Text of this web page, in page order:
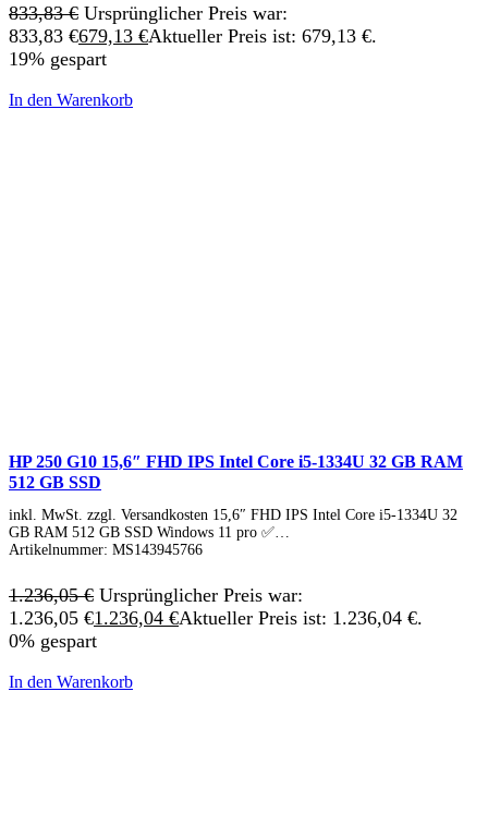
833,83€ Ursprünglicher Preis war:
833,83 €679,13 €Aktueller Preis ist: 679,13 €.
19% gespart
In den Warenkorb
HP 250 G10 15,6″ FHD IPS Intel Core i5-1334U 32 GB RAM
512 GB SSD
inkl. MwSt. zzgl. Versandkosten 15,6″ FHD IPS Intel Core i5-1334U 32
GB RAM 512 GB SSD Windows 11 pro ✅…
Artikelnummer: MS143945766
1.236,05€ Ursprünglicher Preis war:
1.236,05 €1.236,04 €Aktueller Preis ist: 1.236,04 €.
0% gespart
In den Warenkorb